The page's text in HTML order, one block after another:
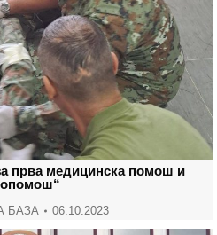
прва медицинска помош и
БАЗА 06.10.2023